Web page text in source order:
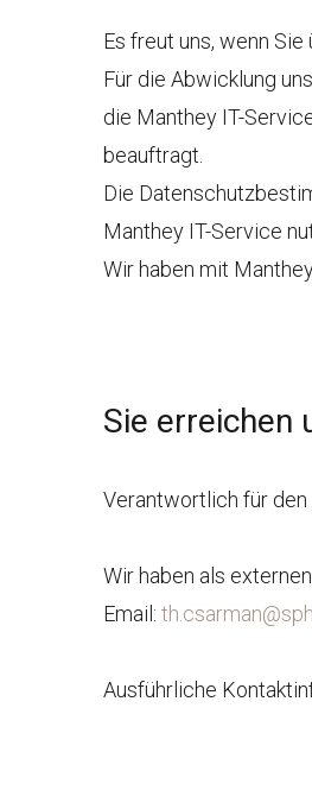
Es freut uns, wenn
Für die Abwicklung
die Manthey IT-
beauftragt.
Die
Manthey IT-Service
Wir haben mit
Sie erreichen
Verantwortlich für
Wir haben als
Email:
Ausführliche